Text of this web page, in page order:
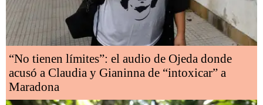
“No tienen límites”: el audio de Ojeda donde
acusó a Claudia y Gianinna de “intoxicar” a
Maradona